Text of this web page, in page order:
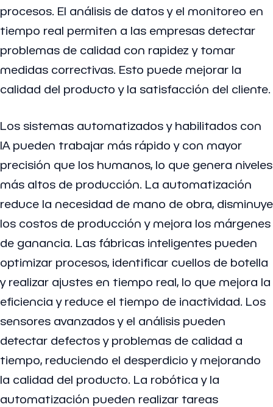
procesos. El análisis de datos y el monitoreo en
tiempo real permiten a las empresas detectar
problemas de calidad con rapidez y tomar
medidas correctivas. Esto puede mejorar la
calidad del producto y la satisfacción del cliente.
Los sistemas automatizados y habilitados con
IA pueden trabajar más rápido y con mayor
precisión que los humanos, lo que genera niveles
más altos de producción. La automatización
reduce la necesidad de mano de obra, disminuye
los costos de producción y mejora los márgenes
de ganancia. Las fábricas inteligentes pueden
optimizar procesos, identificar cuellos de botella
y realizar ajustes en tiempo real, lo que mejora la
eficiencia y reduce el tiempo de inactividad. Los
sensores avanzados y el análisis pueden
detectar defectos y problemas de calidad a
tiempo, reduciendo el desperdicio y mejorando
la calidad del producto. La robótica y la
automatización pueden realizar tareas